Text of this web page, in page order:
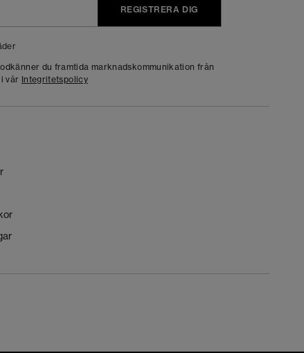
REGISTRERA DIG
du framtida marknadskommunikation från
vår Integritetspolicy